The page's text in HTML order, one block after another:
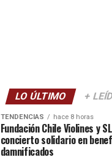
LO ÚLTIMO +
TENDENCIAS hace 8 horas
Fundación Chile Violines y
concierto solidario en
damnificados